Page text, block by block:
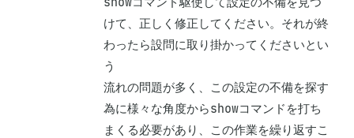
けて、正しく修正してください。それが終
わったら設問に取り掛かってくださいとい
う
流れの問題が多く、この設定の不備を探す
為に様々な角度からshowコマンドを打ち
まくる必要があり、この作業を繰り返すこ